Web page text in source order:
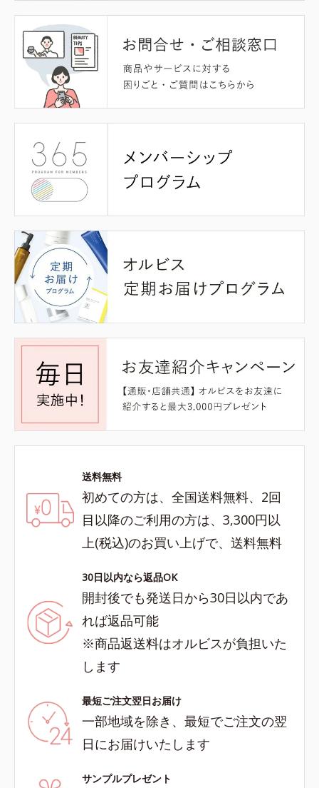
送料無料
初めての方は、全国送料無料、2回
目以降のご利用の方は、3,300円以
上(税込)のお買い上げで、送料無料
30日以内なら返品OK
開封後でも発送日から30日以内であ
れば返品可能
※商品返送料はオルビスが負担いた
します
最短ご注文翌日お届け
一部地域を除き、最短でご注文の翌
日にお届けいたします
サンプルプレゼント